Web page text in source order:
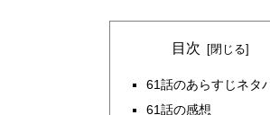
目次
61話のあらすじネタ
61話の感想